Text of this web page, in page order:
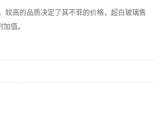
较高的品质决定了其不菲的价格，超白玻璃售
值。